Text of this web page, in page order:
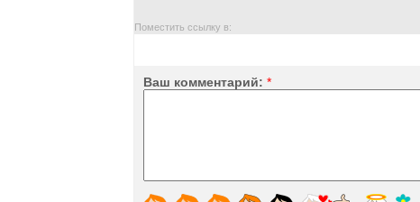
Поместить ссылку в:
Ваш комментарий: *